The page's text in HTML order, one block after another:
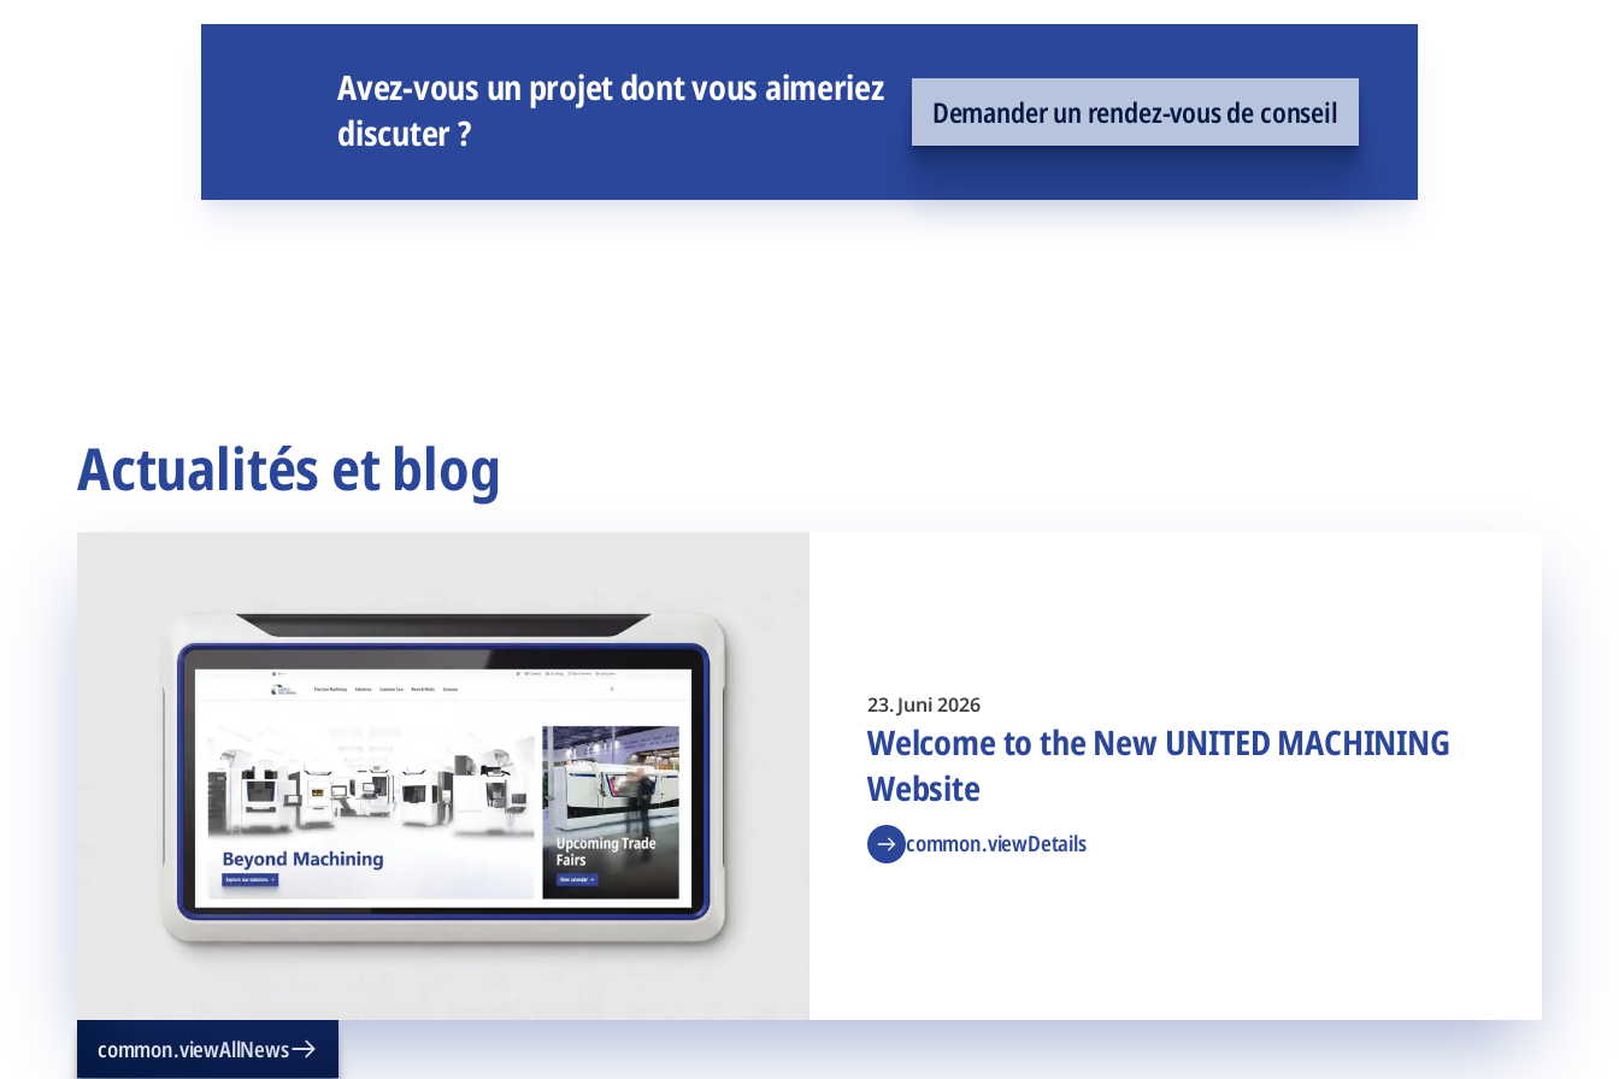
Avez-vous un projet dont vous aimeriez
discuter ?
Demander un rendez-vous de conseil
Actualités et blog
23. Juni 2026
Welcome to the New UNITED MACHINING
Website
common.viewDetails
common.viewAllNews